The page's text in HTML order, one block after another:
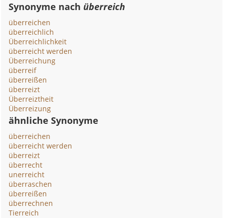
Synonyme nach überreich
überreichen
überreichlich
Überreichlichkeit
überreicht werden
Überreichung
überreif
überreißen
überreizt
Überreiztheit
Überreizung
ähnliche Synonyme
überreichen
überreicht werden
überreizt
überrecht
unerreicht
überraschen
überreißen
überrechnen
Tierreich